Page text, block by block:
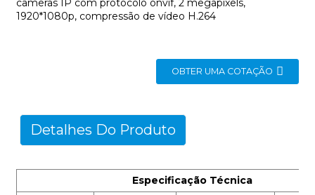
câmeras IP com protocolo onvif, 2 megapixels,
1920*1080p, compressão de vídeo H.264
OBTER UMA COTAÇÃO
Detalhes Do Produto
Especificação Técnica